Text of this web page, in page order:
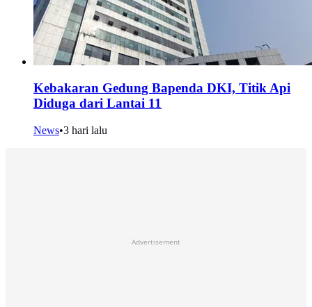
Kebakaran Gedung Bapenda DKI, Titik Api
Diduga dari Lantai 11
News•3 hari lalu
Advertisement